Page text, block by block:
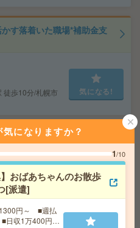
す落着いた職場*補助金支
徒歩10分/札幌市
気になる!
新規書籍の情報を入力す
より徒歩5分、西1
気になる!
になりますか？
1/10
おばあちゃんのお散歩
[派遣]
円～ ■週払
収1万400円以